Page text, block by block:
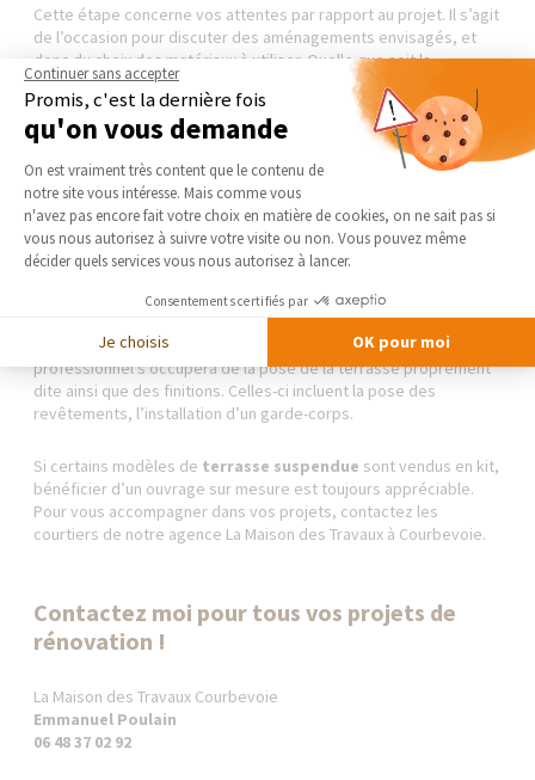
Cette étape concerne vos attentes par rapport au projet. Il s’agit
de l’occasion pour discuter des aménagements envisagés, et
donc du choix des matériaux à utiliser. Quelle que soit la
structure choisie, il est possible de choisir entre des
revêtements variés tels que le bois, le carrelage, leslames de
terrasse composite. Le professionnel sera en mesure de
proposer un devis à l’issue de la conception du projet.
La réalisation
Laconstructiond’uneterrasse sur pilotis
passe
obligatoirement par la préparation du sol en vue d’accueillir les
fondations. Dans le cas d’uneterrasse bois sur pilotis
poutres porteuses seront ancrées dans du béton en guise de
fondation. Une fois la structure porteuse installée, le
professionnel s’occupera de la pose de la terrasse proprement
dite ainsi que des finitions. Celles-ci incluent la pose des
revêtements, l’installation d’un garde-corps.
Si certains modèles de terrasse suspendue sont vendus en kit,
bénéficier d’un ouvrage sur mesure est toujours appréciable.
Pour vous accompagner dans vos projets, contactez les
courtiers de notre agence La Maison des Travaux à Courbevoie.
Contactez moi pour tous vos projets de
rénovation !
La Maison des Travaux Courbevoie
Emmanuel Poulain
06 48 37 02 92
Continuer sans accepter
Promis, c'est la dernière fois
qu'on vous demande
Plateforme de Gestion du
On est vraiment très content que le contenu de
notre site vous intéresse. Mais comme vous
n'avez pas encore fait votre choix en matière de cookies, on ne sait pas si
vous nous autorisez à suivre votre visite ou non. Vous pouvez même
décider quels services vous nous autorisez à lancer.
Consentements certifiés par
Je choisis OK pour moi
Axeptio consent